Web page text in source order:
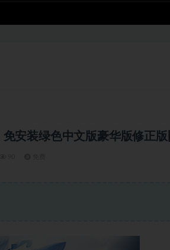
免安装绿色中文版豪华版修正